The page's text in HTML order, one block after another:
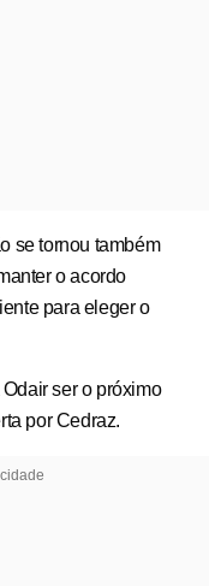
se tornou também
o acordo
para eleger o
ser o próximo
por Cedraz.